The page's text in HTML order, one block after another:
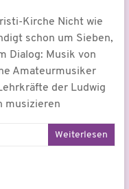
Kirche Nicht wie
schon um Sieben,
Dialog: Musik von
Amateurmusiker
der Ludwig
musizieren
Weiterlesen